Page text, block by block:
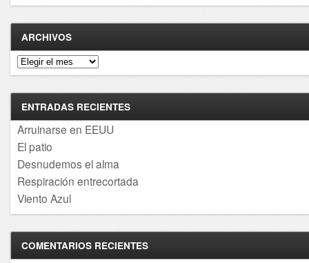
ARCHIVOS
Archivos
ENTRADAS RECIENTES
Arruinarse en EEUU
El patio
Desnudemos el alma
Respiración entrecortada
Viento Azul
COMENTARIOS RECIENTES